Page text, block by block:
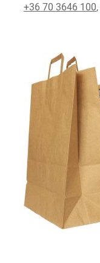
+36 70 3646 100,